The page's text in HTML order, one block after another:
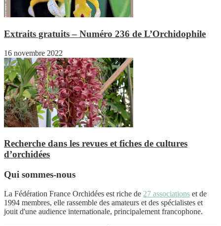
Extraits gratuits – Numéro 236 de L’Orchidophile
16 novembre 2022
Recherche dans les revues et fiches de cultures
d’orchidées
Qui sommes-nous
La Fédération France Orchidées est riche de 27 associations et de
1994 membres, elle rassemble des amateurs et des spécialistes et
jouit d'une audience internationale, principalement francophone.